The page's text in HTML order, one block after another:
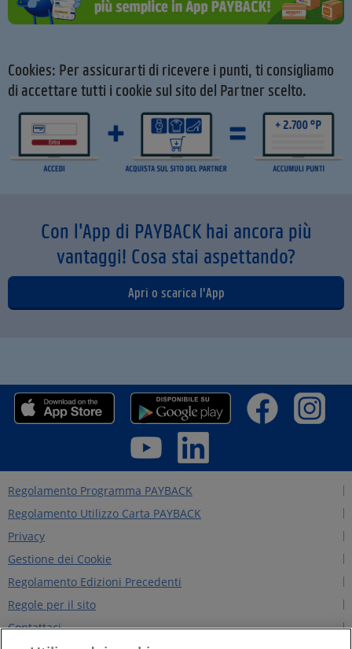
Cookies: Per assicurarti di ricevere i punti, ti consigliamo
di accettare tutti i cookie sul sito del Partner scelto.
Con l'App di PAYBACK hai ancora più
vantaggi! Cosa stai aspettando?
Apri o scarica l'App
Regolamento Programma PAYBACK
Regolamento Utilizzo Carta PAYBACK
Privacy
Gestione dei Cookie
Regolamento Edizioni Precedenti
Regole per il sito
Contattaci